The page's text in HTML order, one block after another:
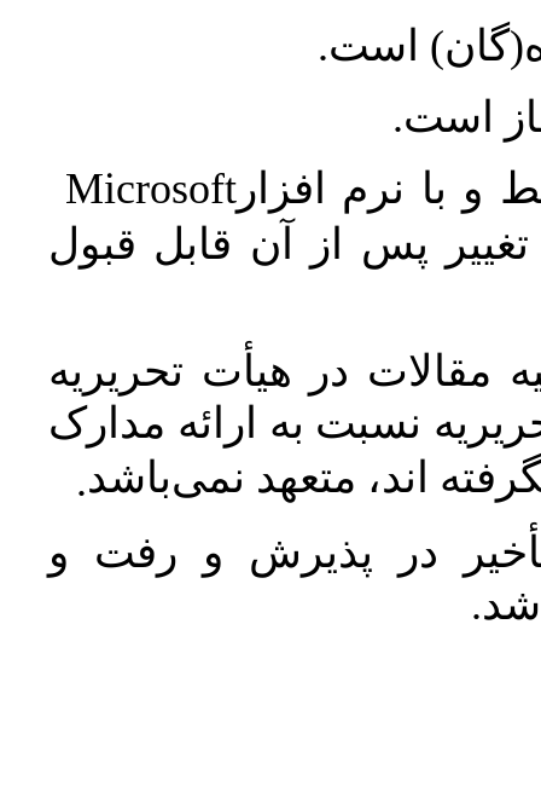
است.
است.
و با نرم افزارMicrosoft
پس از آن قابل قبول
مقالات در هیأت تحریریه
نسبت به ارائه مدارک
اند، متعهد نمی‌باشد.
در پذیرش و رفت و
شد.